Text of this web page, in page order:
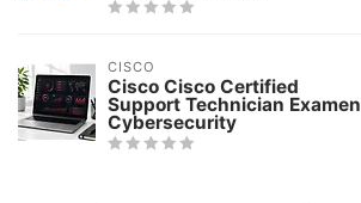
CISCO
Cisco Cisco Certified
Support Technician Examen
Cybersecurity